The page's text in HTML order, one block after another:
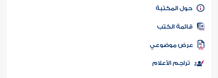
كتاب الأمة
المكتبة
الكتب
موضوعي